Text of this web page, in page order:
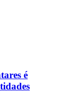
é